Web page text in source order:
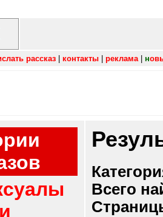
рассказ контакты реклама| н
Всего